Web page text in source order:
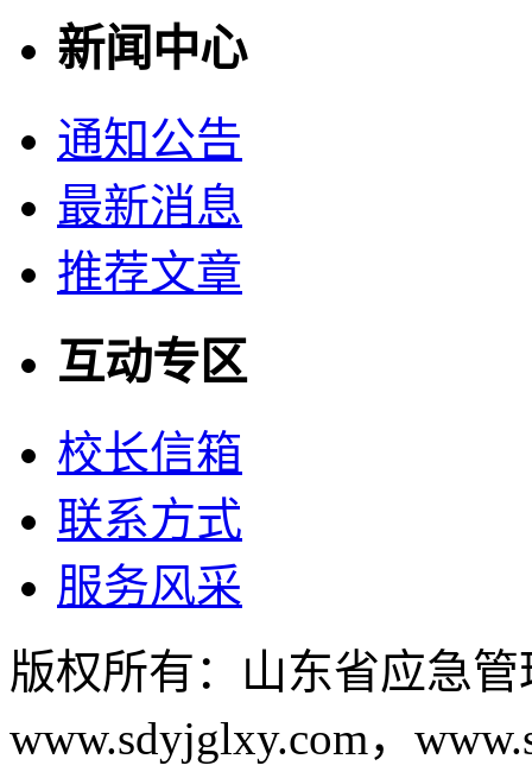
新闻中心
通知公告
最新消息
推荐文章
互动专区
校长信箱
联系方式
服务风采
版权所有：山东省应急
www.sdyjglxy.com，